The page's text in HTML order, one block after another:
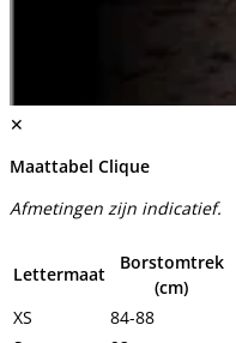
✕
Maattabel Clique
Afmetingen zijn indicatief.
Lettermaat
Borstomtrek
(cm)
XS
84-88